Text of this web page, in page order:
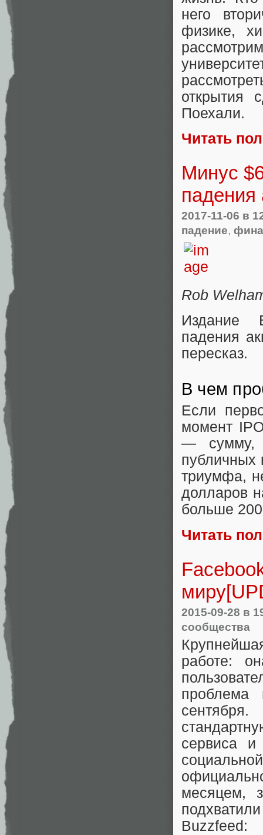
него
физике,
открытия
Поехали.
Читать
Минус
падения
2017-11-06 в
падение,
Rob
Издание
падения
пересказ.
В чем
Если
момент
— сумму,
публичных
триумфа,
долларов
больше
Читать
2015-09-28 в
сообщества
работе:
сервиса и
месяцем,
Buzzfeed: